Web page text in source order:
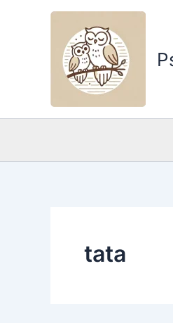
tata